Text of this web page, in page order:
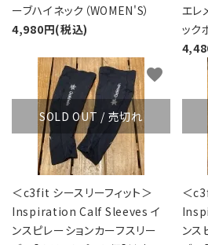
ーブハイネック（WOMEN'S）
4,980円(税込)
エレ
ック
SOLD OUT / 売切れ
＜c3fit シースリーフィット＞
Inspiration Calf Sleeves イ
ンスピレーションカーフスリー
favorite
＜
ンス